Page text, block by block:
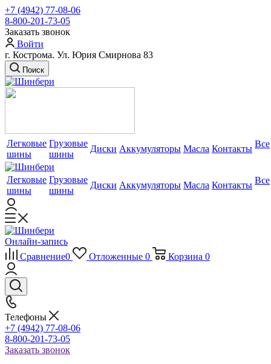
+7 (4942) 77-08-06
8-800-201-73-05
Заказать звонок
Войти
г. Кострома. Ул. Юрия Смирнова 83
Поиск
Легковые
шины
Грузовые
шины
Диски Аккумуляторы Масла Контакты Все
Легковые
шины
Грузовые
шины
Диски Аккумуляторы Масла Контакты Все
Онлайн-запись
Сравнение0 Отложенные 0 Корзина 0
Телефоны
+7 (4942) 77-08-06
8-800-201-73-05
Заказать звонок